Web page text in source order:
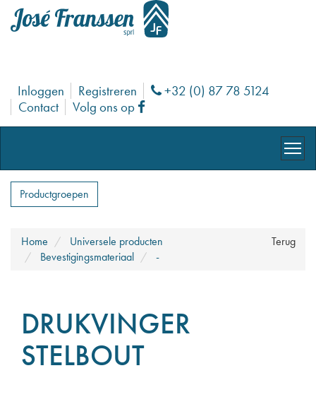
Inloggen Registreren Phone
+32 (0) 87 78 5124
Contact
Volg ons op Facebook
Productgroepen
Terug
Home
Universele producten
Bevestigingsmateriaal
-
DRUKVINGER
STELBOUT